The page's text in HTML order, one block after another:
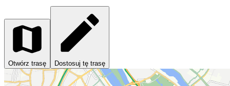
Otwórz trasę Dostosuj tę trasę